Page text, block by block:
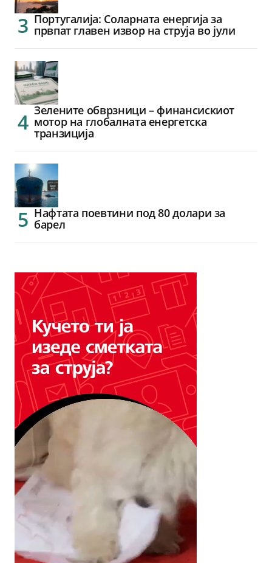
Португалија: Соларната енергија за
првпат главен извор на струја во јули
Зелените обврзници – финансискиот
мотор на глобалната енергетска
транзиција
Нафтата поевтини под 80 долари за
барел